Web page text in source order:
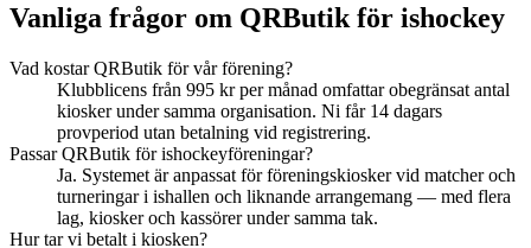
Vanliga frågor om QRButik för ishockey
Vad kostar QRButik för vår förening?
Klubblicens från 995 kr per månad omfattar obegränsat antal
kiosker under samma organisation. Ni får 14 dagars
provperiod utan betalning vid registrering.
Passar QRButik för ishockeyföreningar?
Ja. Systemet är anpassat för föreningskiosker vid matcher och
turneringar i ishallen och liknande arrangemang — med flera
lag, kiosker och kassörer under samma tak.
Hur tar vi betalt i kiosken?